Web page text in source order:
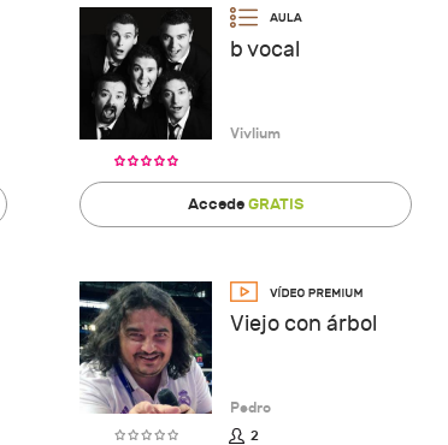
b vocal
Vivlium
AccedeGRATIS
Viejo con árbol
Pedro
2